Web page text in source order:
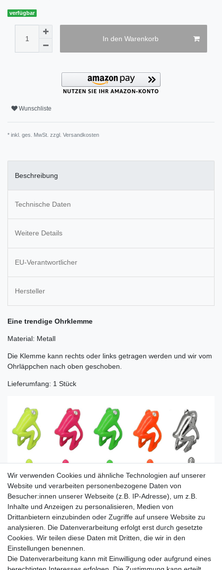
verfügbar
In den Warenkorb
Wunschliste
* inkl. ges. MwSt. zzgl. Versandkosten
Beschreibung
Technische Daten
Weitere Details
EU-Verantwortlicher
Hersteller
Eine trendige Ohrklemme
Material: Metall
Die Klemme kann rechts oder links getragen werden und wir vom
Ohrläppchen nach oben geschoben.
Lieferumfang: 1 Stück
Wir verwenden Cookies und ähnliche Technologien auf unserer
Website und verarbeiten personenbezogene Daten von
Besucher:innen unserer Webseite (z.B. IP-Adresse), um z.B.
Inhalte und Anzeigen zu personalisieren, Medien von
Drittanbietern einzubinden oder Zugriffe auf unsere Website zu
analysieren. Die Datenverarbeitung erfolgt erst durch gesetzte
Cookies. Wir teilen diese Daten mit Dritten, die wir in den
Einstellungen benennen.
Die Datenverarbeitung kann mit Einwilligung oder aufgrund eines